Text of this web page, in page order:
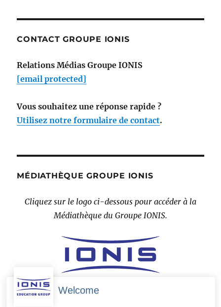
CONTACT GROUPE IONIS
Relations Médias Groupe IONIS
[email protected]
Vous souhaitez une réponse rapide ?
Utilisez notre formulaire de contact.
MÉDIATHÈQUE GROUPE IONIS
Cliquez sur le logo ci-dessous pour accéder à la
Médiathèque du Groupe IONIS.
Welcome